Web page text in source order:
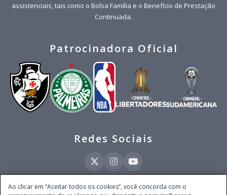
assistenciais, tais como o Bolsa Família e o Benefício de Prestação
Continuada.
Patrocinadora Oficial
Redes Sociais
Ao clicar em “Aceitar todos os cookies”, você concorda com o